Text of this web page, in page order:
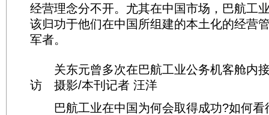
经营理念分不开。尤其在中国市场，巴航工
该归功于他们在中国所组建的本土化的经营
军者。
关东元曾多次在巴航工业公务机客舱内
访 摄影/本刊记者 汪洋
巴航工业在中国为何会取得成功?如何看